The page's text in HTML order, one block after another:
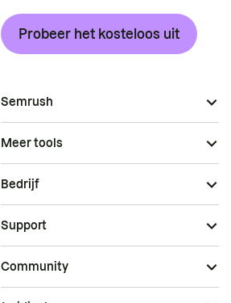
Probeer het kosteloos uit
Semrush
Meer tools
Bedrijf
Support
Community